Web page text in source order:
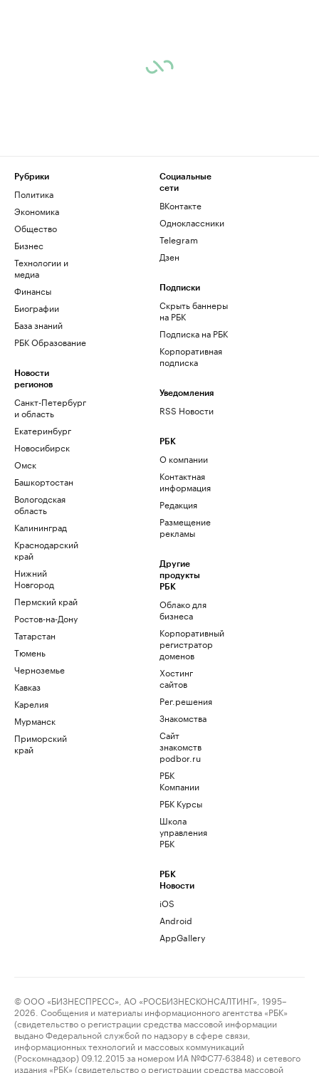
Рубрики
Политика
Экономика
Общество
Бизнес
Технологии и
медиа
Финансы
Биографии
База знаний
РБК Образование
Новости
регионов
Санкт-Петербург
и область
Екатеринбург
Новосибирск
Омск
Башкортостан
Вологодская
область
Калининград
Краснодарский
край
Нижний
Новгород
Пермский край
Ростов-на-Дону
Татарстан
Тюмень
Черноземье
Кавказ
Карелия
Мурманск
Приморский
край
Социальные
сети
ВКонтакте
Одноклассники
Telegram
Дзен
Подписки
Скрыть баннеры
на РБК
Подписка на РБК
Корпоративная
подписка
Уведомления
RSS Новости
РБК
О компании
Контактная
информация
Редакция
Размещение
рекламы
Другие
продукты
РБК
Облако для
бизнеса
Корпоративный
регистратор
доменов
Хостинг
сайтов
Рег.решения
Знакомства
Сайт
знакомств
podbor.ru
РБК
Компании
РБК Курсы
Школа
управления
РБК
РБК
Новости
iOS
Android
AppGallery
© ООО «БИЗНЕСПРЕСС», АО «РОСБИЗНЕСКОНСАЛТИНГ», 1995–
2026. Сообщения и материалы информационного агентства «РБК»
(свидетельство о регистрации средства массовой информации
выдано Федеральной службой по надзору в сфере связи,
информационных технологий и массовых коммуникаций
(Роскомнадзор) 09.12.2015 за номером ИА №ФС77-63848) и сетевого
издания «РБК» (свидетельство о регистрации средства массовой